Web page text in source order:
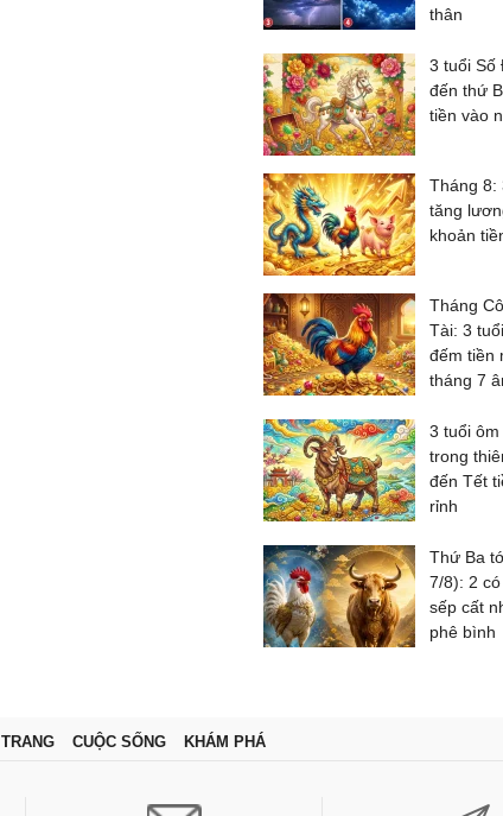
thân
3 tuổi
đến thứ
tiền vào
Tháng 8:
tăng
khoản
Tháng
Tài: 3
đếm tiền
tháng 7
3 tuổi
trong
đến Tết
rỉnh
Thứ Ba
7/8): 2
sếp cất
phê bình
CUỘC SỐNG KHÁM PHÁ